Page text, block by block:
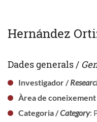
Hernández
Dades generals /
Investigador /
Àrea de
Categoria /Category: